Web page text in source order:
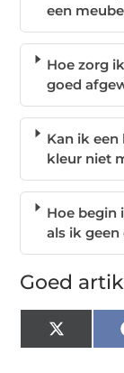
een
Hoe zorg
goed
Kan ik
kleur niet
Hoe begin
als ik geen
Goed
X
(Twitter)